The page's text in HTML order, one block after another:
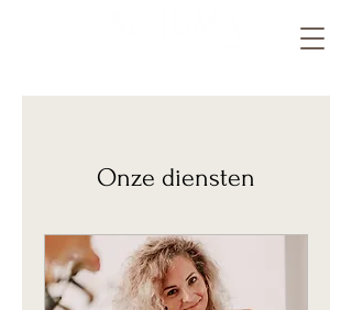
Onze diensten